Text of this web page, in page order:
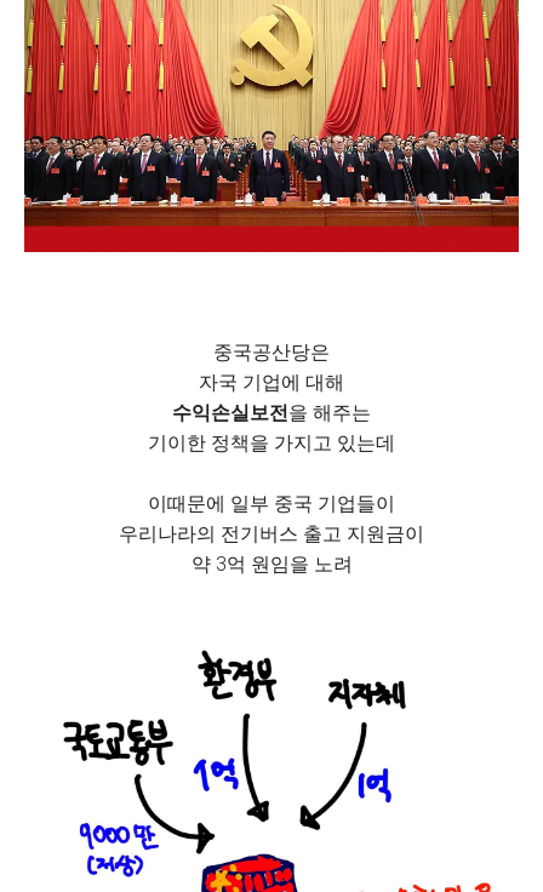
중국공산당은
자국 기업에 대해
수익손실보전을 해주는
기이한 정책을 가지고 있는데
이때문에 일부 중국 기업들이
우리나라의 전기버스 출고 지원금이
약 3억 원임을 노려